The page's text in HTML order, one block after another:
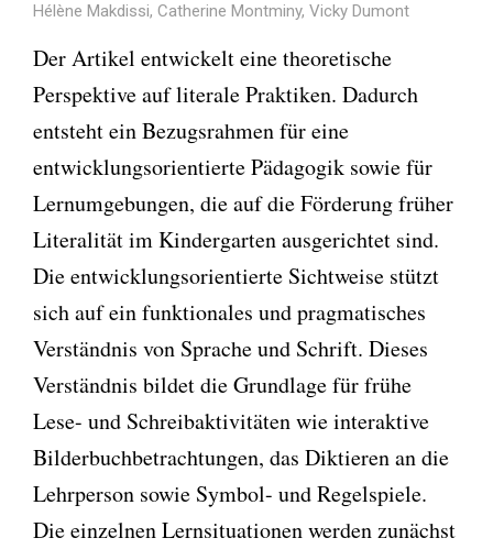
Hélène Makdissi, Catherine Montminy, Vicky Dumont
Der Artikel entwickelt eine theoretische
Perspektive auf literale Praktiken. Dadurch
entsteht ein Bezugsrahmen für eine
entwicklungsorientierte Pädagogik sowie für
Lernumgebungen, die auf die Förderung früher
Literalität im Kindergarten ausgerichtet sind.
Die entwicklungsorientierte Sichtweise stützt
sich auf ein funktionales und pragmatisches
Verständnis von Sprache und Schrift. Dieses
Verständnis bildet die Grundlage für frühe
Lese- und Schreibaktivitäten wie interaktive
Bilderbuchbetrachtungen, das Diktieren an die
Lehrperson sowie Symbol- und Regelspiele.
Die einzelnen Lernsituationen werden zunächst